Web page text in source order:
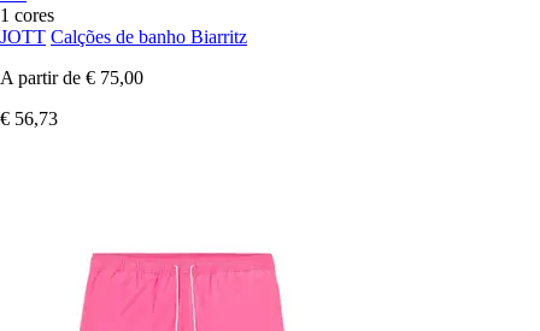
1 cores
JOTT Calções de banho Biarritz
A partir de € 75,00
€ 56,73